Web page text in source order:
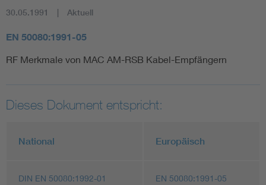
Elektrofachkraft (EFK)
30.05.1991 Aktuell
EN 50080:1991-05
RF Merkmale von MAC AM-RSB Kabel-Empfängern
Dieses Dokument entspricht:
National Europäisch
DIN EN 50080:1992-01 EN 50080:1991-05